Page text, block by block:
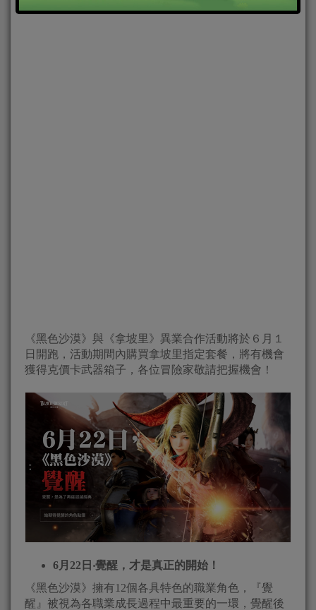
《黑色沙漠》與《拿坡里》異業合作活動將於６月１
日開跑，活動期間內購買拿坡里指定套餐，將有機會
獲得克價卡武器箱子，各位冒險家敬請把握機會！
6月22日‧覺醒，才是真正的開始！
《黑色沙漠》擁有12個各具特色的職業角色，『覺
醒』被視為各職業成長過程中最重要的一環，覺醒後